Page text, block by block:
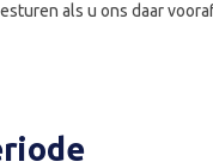
als u ons daar